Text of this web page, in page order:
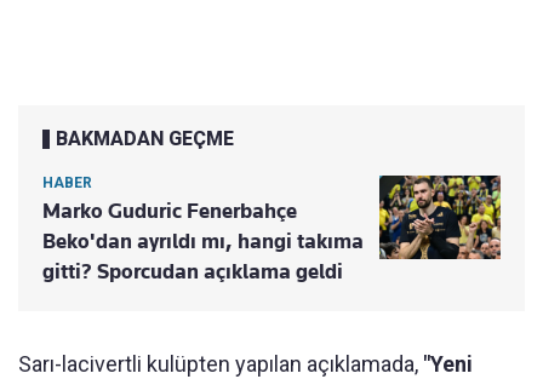
BAKMADAN GEÇME
HABER
Marko Guduric Fenerbahçe
Beko'dan ayrıldı mı, hangi takıma
gitti? Sporcudan açıklama geldi
Sarı-lacivertli kulüpten yapılan açıklamada, "Yeni